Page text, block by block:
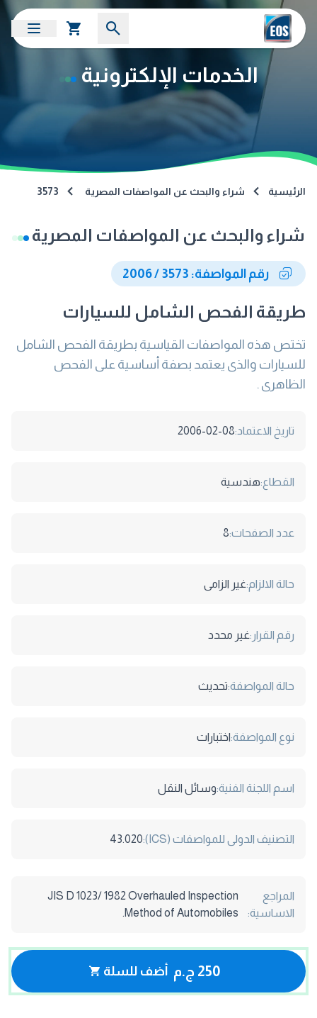
الخدمات الإلكترونية
الرئيسية شراء والبحث عن المواصفات المصرية 3573
شراء والبحث عن المواصفات المصرية
رقم المواصفة: 3573 / 2006
طريقة الفحص الشامل للسيارات
تختص هذه المواصفات القياسية بطريقة الفحص الشامل
للسيارات والذى يعتمد بصفة أساسية على الفحص
الظاهرى .
تاريخ الاعتماد:2006-02-08
القطاع:هندسية
عدد الصفحات:8
حالة الالزام:غير الزامى
رقم القرار:غير محدد
حالة المواصفة:تحديث
نوع المواصفة:اختبارات
اسم اللجنة الفنية:وسائل النقل
التصنيف الدولى للمواصفات (ICS): 43.020
المراجع
الاساسية:
JIS D 1023/ 1982 Overhauled Inspection
Method of Automobiles.
250 ج.م أضف للسلة